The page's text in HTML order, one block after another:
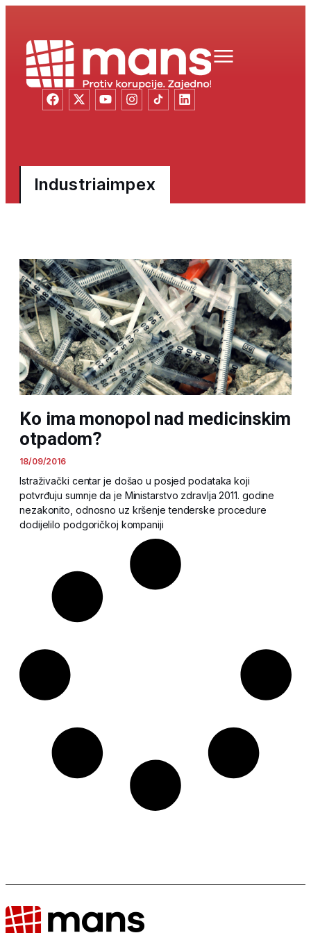
Industriaimpex
Ko ima monopol nad medicinskim
otpadom?
18/09/2016
Istraživački centar je došao u posjed podataka koji
potvrđuju sumnje da je Ministarstvo zdravlja 2011. godine
nezakonito, odnosno uz kršenje tenderske procedure
dodijelilo podgoričkoj kompaniji